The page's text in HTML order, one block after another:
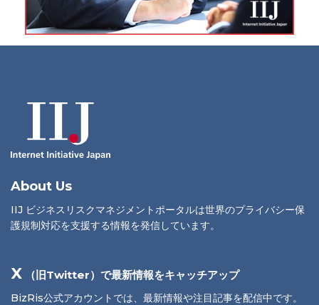
About Us
IIJ ビジネスリスクマネジメントポータルは世界のプライバシー保
護規制対応を支援する情報を発信しています。
X （旧Twitter）で最新情報をキャッチアップ
BizRis公式アカウントでは、最新情報や注目記事を配信中です。